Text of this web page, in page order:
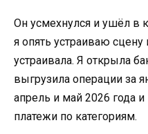
Он усмехнулся и ушёл в
я опять устраиваю сцену
устраивала. Я открыла
выгрузила операции за
апрель и май 2026 года
платежи по категориям.